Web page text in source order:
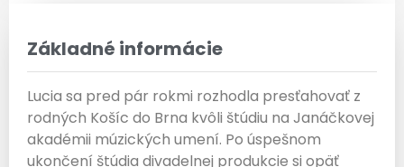
Základné informácie
Lucia sa pred pár rokmi rozhodla presťahovať z
rodných Košíc do Brna kvôli štúdiu na Janáčkovej
akadémii múzických umení. Po úspešnom
ukončení štúdia divadelnej produkcie si opäť